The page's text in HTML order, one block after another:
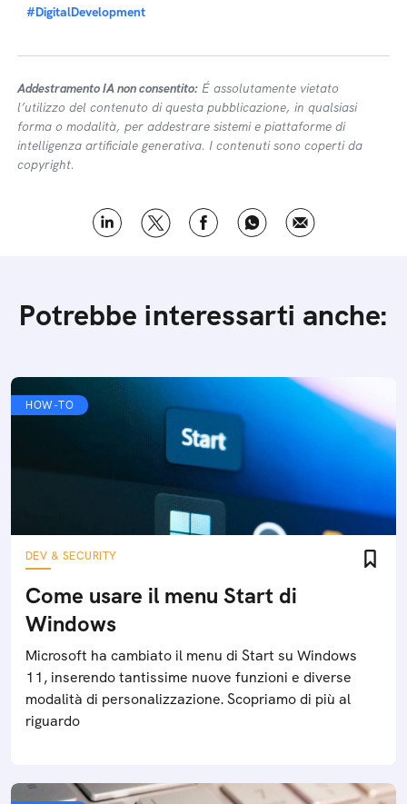
#DigitalDevelopment
Addestramento IA non consentito: É assolutamente vietato
l’utilizzo del contenuto di questa pubblicazione, in qualsiasi
forma o modalità, per addestrare sistemi e piattaforme di
intelligenza artificiale generativa. I contenuti sono coperti da
copyright.
Potrebbe interessarti anche:
HOW-TO
DEV & SECURITY
Come usare il menu Start di
Windows
Microsoft ha cambiato il menu di Start su Windows
11, inserendo tantissime nuove funzioni e diverse
modalità di personalizzazione. Scopriamo di più al
riguardo